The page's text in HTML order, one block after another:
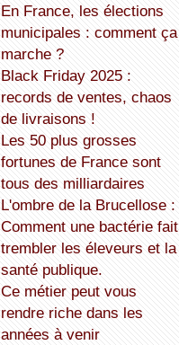
En France, les élections
municipales : comment ça
marche ?
Black Friday 2025 :
records de ventes, chaos
de livraisons !
Les 50 plus grosses
fortunes de France sont
tous des milliardaires
L'ombre de la Brucellose :
Comment une bactérie fait
trembler les éleveurs et la
santé publique.
Ce métier peut vous
rendre riche dans les
années à venir